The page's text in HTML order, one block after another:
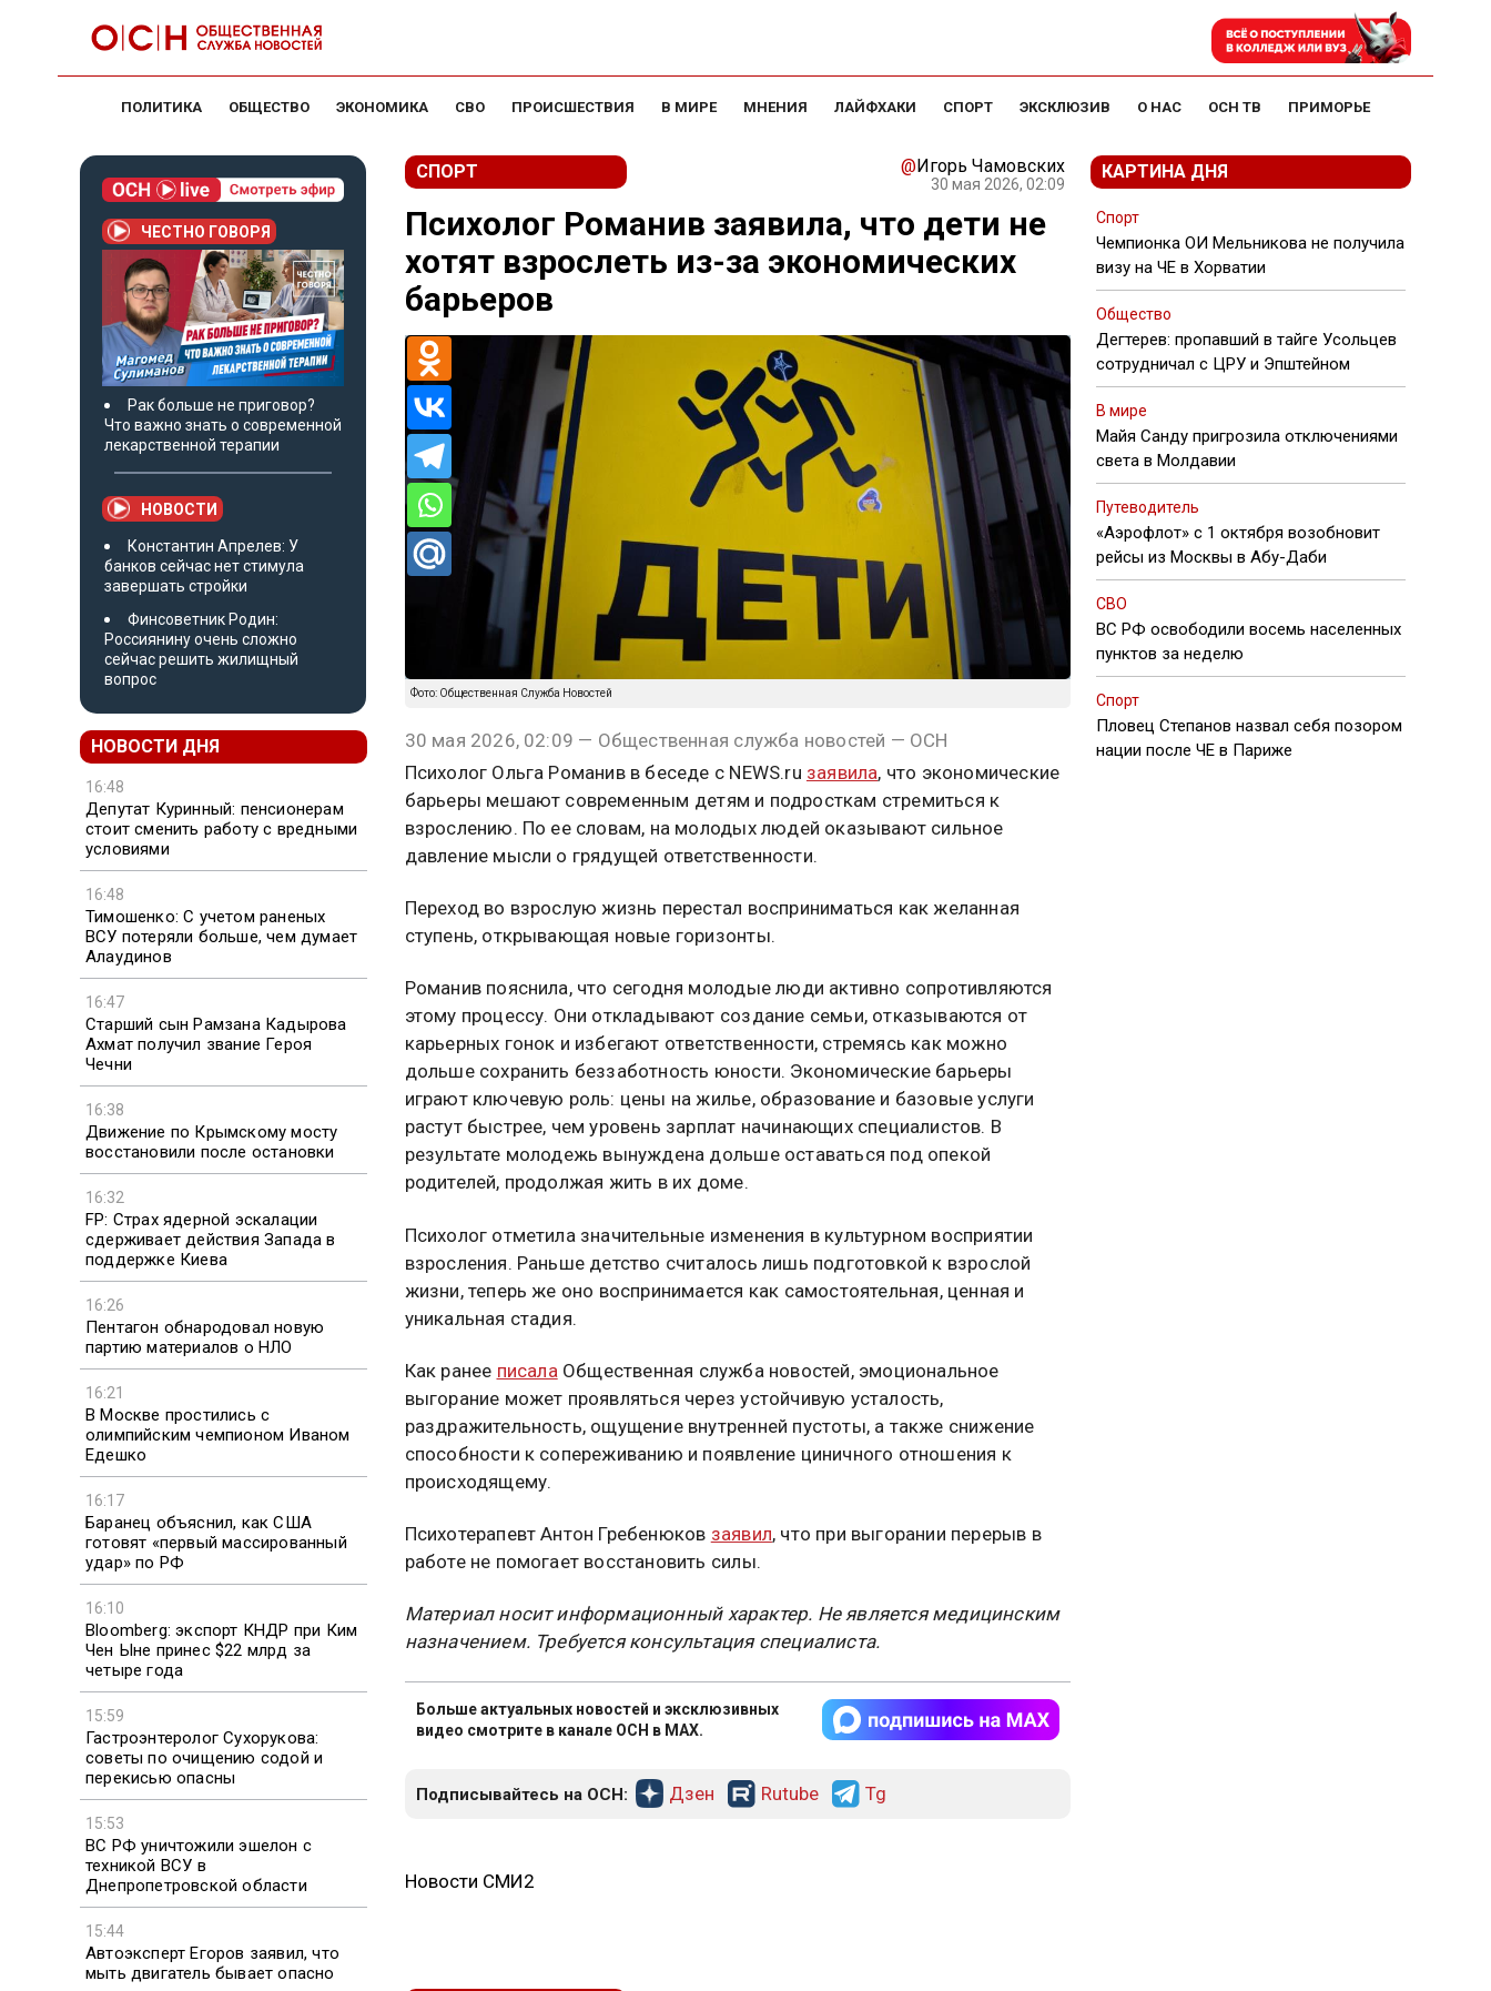
ПОЛИТИКА ОБЩЕСТВО ЭКОНОМИКА СВО ПРОИСШЕСТВИЯ В МИРЕ МНЕНИЯ ЛАЙФХАКИ СПОРТ ЭКСКЛЮЗИВ О НАС ОСН ТВ ПРИМОРЬЕ
ЧЕСТНО ГОВОРЯ
Рак больше не приговор?
Что важно знать о современной
лекарственной терапии
НОВОСТИ
Константин Апрелев: У
банков сейчас нет стимула
завершать стройки
Финсоветник Родин:
Россиянину очень сложно
сейчас решить жилищный
вопрос
НОВОСТИ ДНЯ
16:48
Депутат Куринный: пенсионерам
стоит сменить работу с вредными
условиями
16:48
Тимошенко: С учетом раненых
ВСУ потеряли больше, чем думает
Алаудинов
16:47
Старший сын Рамзана Кадырова
Ахмат получил звание Героя
Чечни
16:38
Движение по Крымскому мосту
восстановили после остановки
16:32
FP: Страх ядерной эскалации
сдерживает действия Запада в
поддержке Киева
16:26
Пентагон обнародовал новую
партию материалов о НЛО
16:21
В Москве простились с
олимпийским чемпионом Иваном
Едешко
16:17
Баранец объяснил, как США
готовят «первый массированный
удар» по РФ
16:10
Bloomberg: экспорт КНДР при Ким
Чен Ыне принес $22 млрд за
четыре года
15:59
Гастроэнтеролог Сухорукова:
советы по очищению содой и
перекисью опасны
15:53
ВС РФ уничтожили эшелон с
техникой ВСУ в
Днепропетровской области
15:44
Автоэксперт Егоров заявил, что
мыть двигатель бывает опасно
СПОРТ @Игорь Чамовских
30 мая 2026, 02:09
Психолог Романив заявила, что дети не
хотят взрослеть из-за экономических
барьеров
Фото: Общественная Служба Новостей
30 мая 2026, 02:09 — Общественная служба новостей — ОСН
Психолог Ольга Романив в беседе с NEWS.ru заявила, что экономические
барьеры мешают современным детям и подросткам стремиться к
взрослению. По ее словам, на молодых людей оказывают сильное
давление мысли о грядущей ответственности.
Переход во взрослую жизнь перестал восприниматься как желанная
ступень, открывающая новые горизонты.
Романив пояснила, что сегодня молодые люди активно сопротивляются
этому процессу. Они откладывают создание семьи, отказываются от
карьерных гонок и избегают ответственности, стремясь как можно
дольше сохранить беззаботность юности. Экономические барьеры
играют ключевую роль: цены на жилье, образование и базовые услуги
растут быстрее, чем уровень зарплат начинающих специалистов. В
результате молодежь вынуждена дольше оставаться под опекой
родителей, продолжая жить в их доме.
Психолог отметила значительные изменения в культурном восприятии
взросления. Раньше детство считалось лишь подготовкой к взрослой
жизни, теперь же оно воспринимается как самостоятельная, ценная и
уникальная стадия.
Как ранее писала Общественная служба новостей, эмоциональное
выгорание может проявляться через устойчивую усталость,
раздражительность, ощущение внутренней пустоты, а также снижение
способности к сопереживанию и появление циничного отношения к
происходящему.
Психотерапевт Антон Гребенюков заявил, что при выгорании перерыв в
работе не помогает восстановить силы.
Материал носит информационный характер. Не является медицинским
назначением. Требуется консультация специалиста.
Больше актуальных новостей и эксклюзивных
видео смотрите в канале ОСН в MAX.
Подписывайтесь на ОСН: Дзен Rutube Tg
Новости СМИ2
КАРТИНА ДНЯ
Спорт
Чемпионка ОИ Мельникова не получила
визу на ЧЕ в Хорватии
Общество
Дегтерев: пропавший в тайге Усольцев
сотрудничал с ЦРУ и Эпштейном
В мире
Майя Санду пригрозила отключениями
света в Молдавии
Путеводитель
«Аэрофлот» с 1 октября возобновит
рейсы из Москвы в Абу-Даби
СВО
ВС РФ освободили восемь населенных
пунктов за неделю
Спорт
Пловец Степанов назвал себя позором
нации после ЧЕ в Париже